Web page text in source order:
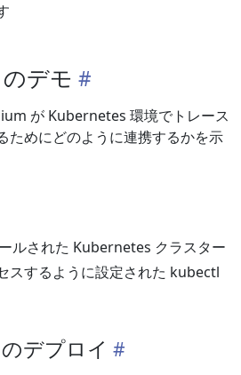
デモ
が Kubernetes 環境でトレース
ためにどのように連携するかを示
ルされた Kubernetes クラスター
スするように設定された kubectl
デプロイ